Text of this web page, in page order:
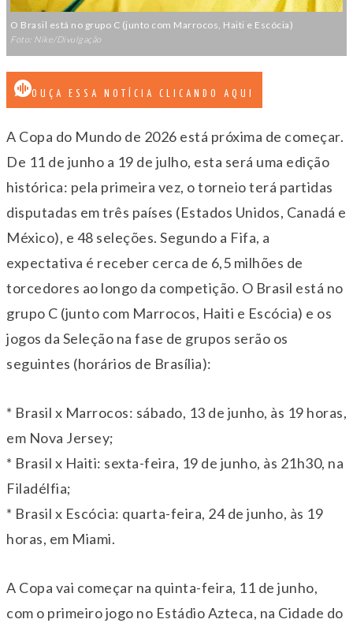
O Brasil está no grupo C (junto com Marrocos, Haiti e Escócia)
Foto: Nike/Divulgação
OUÇA ESSA NOTÍCIA CLICANDO AQUI
A Copa do Mundo de 2026 está próxima de começar.
De 11 de junho a 19 de julho, esta será uma edição
histórica: pela primeira vez, o torneio terá partidas
disputadas em três países (Estados Unidos, Canadá e
México), e 48 seleções. Segundo a Fifa, a
expectativa é receber cerca de 6,5 milhões de
torcedores ao longo da competição. O Brasil está no
grupo C (junto com Marrocos, Haiti e Escócia) e os
jogos da Seleção na fase de grupos serão os
seguintes (horários de Brasília):
* Brasil x Marrocos: sábado, 13 de junho, às 19 horas,
em Nova Jersey;
* Brasil x Haiti: sexta-feira, 19 de junho, às 21h30, na
Filadélfia;
* Brasil x Escócia: quarta-feira, 24 de junho, às 19
horas, em Miami.
A Copa vai começar na quinta-feira, 11 de junho,
com o primeiro jogo no Estádio Azteca, na Cidade do